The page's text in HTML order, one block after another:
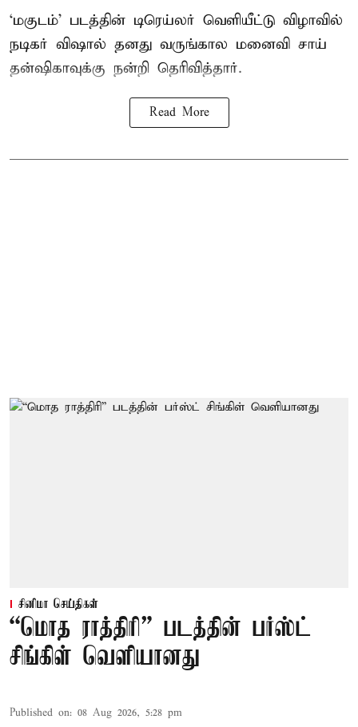
‘மகுடம்’ படத்தின் டிரெய்லர் வெளியீட்டு விழாவில்
நடிகர் விஷால் தனது வருங்கால மனைவி சாய்
தன்ஷிகாவுக்கு நன்றி தெரிவித்தார்.
Read More
சினிமா செய்திகள்
“மொத ராத்திரி” படத்தின் பர்ஸ்ட்
சிங்கிள் வெளியானது
Published on: 08 Aug 2026, 5:28 pm